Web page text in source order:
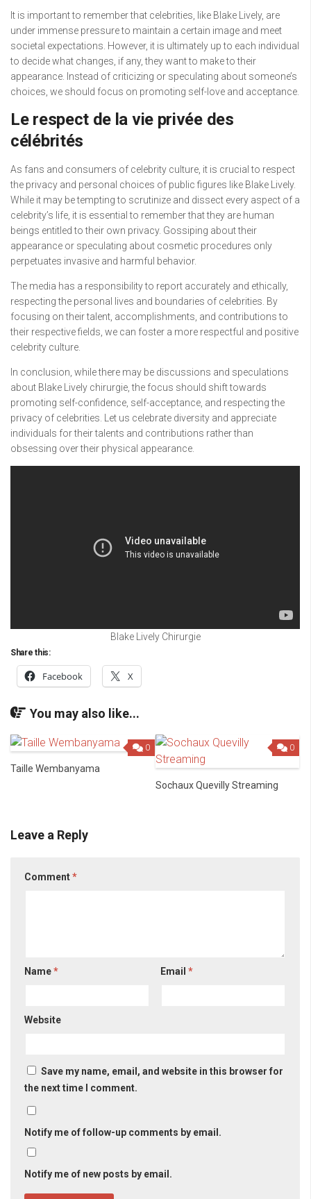
It is important to remember that celebrities, like Blake Lively, are
under immense pressure to maintain a certain image and meet
societal expectations. However, it is ultimately up to each individual
to decide what changes, if any, they want to make to their
appearance. Instead of criticizing or speculating about someone’s
choices, we should focus on promoting self-love and acceptance.
Le respect de la vie privée des
célébrités
As fans and consumers of celebrity culture, it is crucial to respect
the privacy and personal choices of public figures like Blake Lively.
While it may be tempting to scrutinize and dissect every aspect of a
celebrity’s life, it is essential to remember that they are human
beings entitled to their own privacy. Gossiping about their
appearance or speculating about cosmetic procedures only
perpetuates invasive and harmful behavior.
The media has a responsibility to report accurately and ethically,
respecting the personal lives and boundaries of celebrities. By
focusing on their talent, accomplishments, and contributions to
their respective fields, we can foster a more respectful and positive
celebrity culture.
In conclusion, while there may be discussions and speculations
about Blake Lively chirurgie, the focus should shift towards
promoting self-confidence, self-acceptance, and respecting the
privacy of celebrities. Let us celebrate diversity and appreciate
individuals for their talents and contributions rather than
obsessing over their physical appearance.
Blake Lively Chirurgie
Share this:
Facebook X
You may also like...
0
Taille Wembanyama
0
Sochaux Quevilly Streaming
Leave a Reply
Comment*
Name* Email*
Website
Save my name, email, and website in this browser for
the next time I comment.
Notify me of follow-up comments by email.
Notify me of new posts by email.